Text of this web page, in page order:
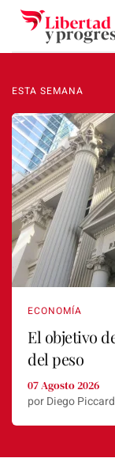
Skip to main
ESTA SEMANA
ECONOMÍA
El objetivo
del peso
07 Agosto 2026
por Diego